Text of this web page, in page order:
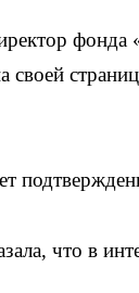
фонда
своей
что в